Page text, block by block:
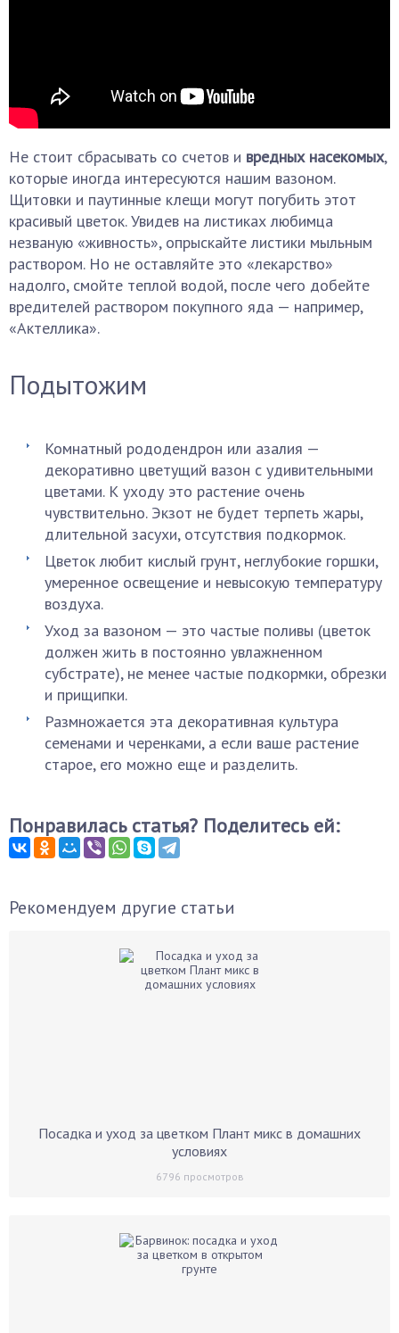
Не стоит сбрасывать со счетов и вредных насекомых,
которые иногда интересуются нашим вазоном.
Щитовки и паутинные клещи могут погубить этот
красивый цветок. Увидев на листиках любимца
незваную «живность», опрыскайте листики мыльным
раствором. Но не оставляйте это «лекарство»
надолго, смойте теплой водой, после чего добейте
вредителей раствором покупного яда — например,
«Актеллика».
Подытожим
Комнатный рододендрон или азалия —
декоративно цветущий вазон с удивительными
цветами. К уходу это растение очень
чувствительно. Экзот не будет терпеть жары,
длительной засухи, отсутствия подкормок.
Цветок любит кислый грунт, неглубокие горшки,
умеренное освещение и невысокую температуру
воздуха.
Уход за вазоном — это частые поливы (цветок
должен жить в постоянно увлажненном
субстрате), не менее частые подкормки, обрезки
и прищипки.
Размножается эта декоративная культура
семенами и черенками, а если ваше растение
старое, его можно еще и разделить.
Понравилась статья? Поделитесь ей:
Рекомендуем другие статьи
Посадка и уход за цветком Плант микс в домашних
условиях
6796 просмотров